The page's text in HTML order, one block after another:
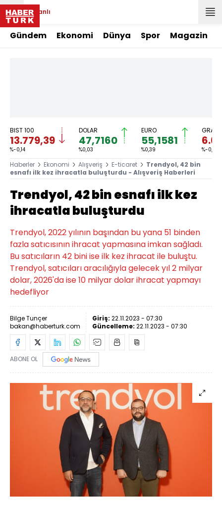
Canlı
Gündem Ekonomi Dünya Spor Magazin
BIST 100
13.779,39
%-0,14
DOLAR
47,7160
%0,03
EURO
55,1581
%0,39
GRAM
%-0,49
Haberler Ekonomi Alışveriş E-ticaret
Trendyol, 42 bin
esnafı ilk kez ihracatla buluşturdu - Alışveriş Haberleri
Trendyol, 42 bin esnafı ilk kez
ihracatla buluşturdu
Trendyol, 2022 yılının başından bu yana 51 binden
fazla satıcısının ihracat yapmasına imkan sağladı.
Bu satıcıların 42 bini ise ilk kez ihracat ile buluştu.
Trendyol, satıcıları aracılığıyla gelecek yıl 2 milyar
dolar, 2026'da ise 10 milyar dolar ihracat yapmayı
hedefliyor
Bilge Tunçer
bakan@haberturk.com
Giriş: 22.11.2023 - 07:30
Güncelleme: 22.11.2023 - 07:30
ABONE OL